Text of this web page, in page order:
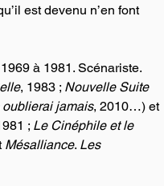
est devenu n’en font
à 1981. Scénariste.
, 1983 ; Nouvelle Suite
jamais, 2010…) et
; Le Cinéphile et le
Mésalliance. Les